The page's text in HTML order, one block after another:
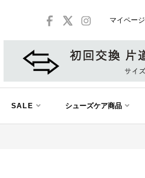
マイページ
SALE シューズケア商品